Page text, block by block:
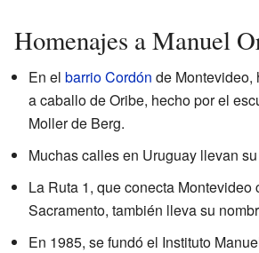
Homenajes a Manuel
En el barrio Cordón de Montevideo,
a caballo de Oribe, hecho por el
Moller de Berg.
Muchas calles en Uruguay llevan
La Ruta 1, que conecta Montevideo
Sacramento, también lleva su
En 1985, se fundó el Instituto